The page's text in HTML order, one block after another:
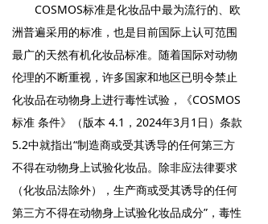
COSMOS标准是化妆品中最为流行的、欧
洲普遍采用的标准，也是目前国际上认可范围
最广的天然有机化妆品标准。随着国际对动物
伦理的不断重视，许多国家和地区已明令禁止
化妆品在动物身上进行毒性试验，《COSMOS
标准 条件》
（版本 4.1，2024年3月1日 ）条款
5.2中就指出“制造商或受其诱导的任何第三方
不得在动物身上试验化妆品。除非应法律要求
（化妆品法除外），生产商或受其诱导的任何
第三方不得在动物身上试验化妆品成分”，毒性